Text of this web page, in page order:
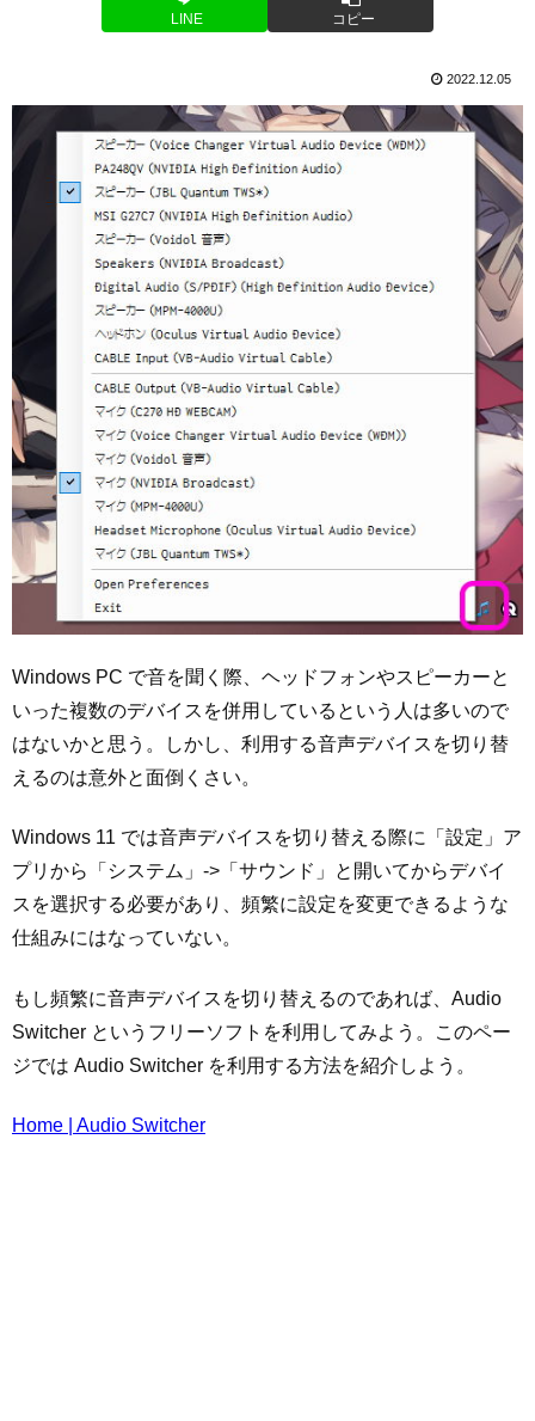
LINE コピー
2022.12.05
Windows PC で音を聞く際、ヘッドフォンやスピーカーと
いった複数のデバイスを併用しているという人は多いので
はないかと思う。しかし、利用する音声デバイスを切り替
えるのは意外と面倒くさい。
Windows 11 では音声デバイスを切り替える際に「設定」ア
プリから「システム」->「サウンド」と開いてからデバイ
スを選択する必要があり、頻繁に設定を変更できるような
仕組みにはなっていない。
もし頻繁に音声デバイスを切り替えるのであれば、Audio
Switcher というフリーソフトを利用してみよう。このペー
ジでは Audio Switcher を利用する方法を紹介しよう。
Home | Audio Switcher